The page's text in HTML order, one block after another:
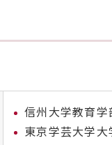
信州大学教育
東京学芸大学